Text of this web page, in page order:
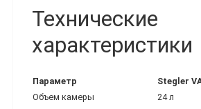
Технические
характеристики
Параметр
Stegler
Объем камеры
24 л